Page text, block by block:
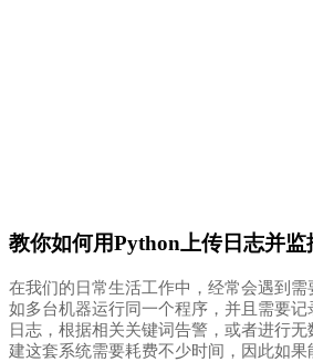
教你如何用Python上传日志并监
在我们的日常生活工作中，经常会遇到
如多台机器运行同一个程序，并且需要
日志，根据相关关键词告警，或者进行
建这套系统需要耗费不少时间，因此如